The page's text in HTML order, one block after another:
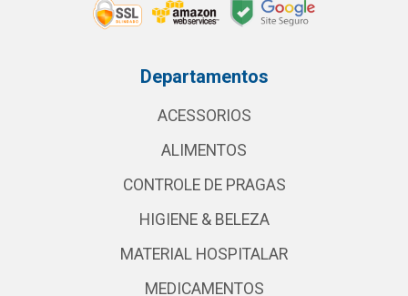
Departamentos
ACESSORIOS
ALIMENTOS
CONTROLE DE PRAGAS
HIGIENE & BELEZA
MATERIAL HOSPITALAR
MEDICAMENTOS